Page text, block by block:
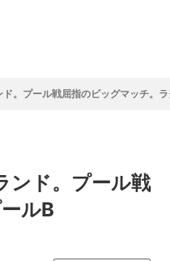
クライミングコラム
鳥人たちの賛歌 W杯スキージャン
小塚崇彦のフィギュアスケートラ
ンス観戦講座
ウインターカップコラム
まるっとアンサー
ツール・ド・フランス
粕谷秀樹のFoot！20周年ヒストリ
楕円球のある光景
MLBを観に行こう！
。プール戦屈指のビッグマッチ。
ンド。プール戦
ルB